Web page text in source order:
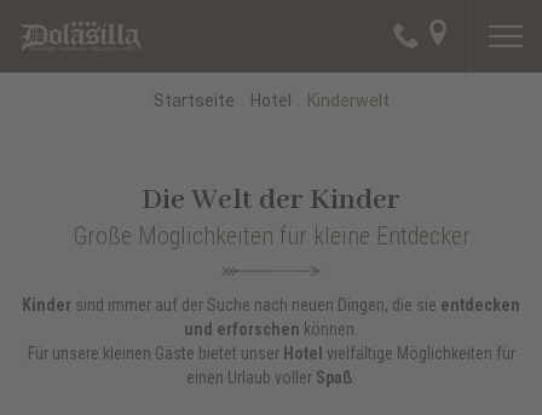
Startseite Hotel Kinderwelt
Die Welt der Kinder
Große Möglichkeiten für kleine Entdecker
Kinder sind immer auf der Suche nach neuen Dingen, die sie entdecken
und erforschen können.
Für unsere kleinen Gäste bietet unser Hotel vielfältige Möglichkeiten für
einen Urlaub voller Spaß.